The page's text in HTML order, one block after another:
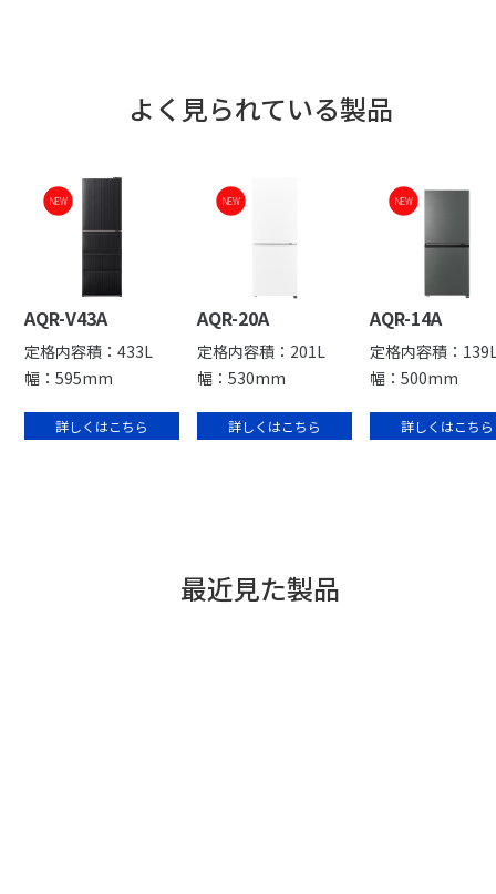
で野菜の鮮度とおいしさ
を保つ。
ムがパワーアップ。
よく見られている製品
NEW
AQR-V43A
定格内容積：433L
幅：595mm
詳しくはこちら
NEW
AQR-20A
定格内容積：201L
幅：530mm
詳しくはこちら
NEW
AQR-14A
定格内容積：
幅：500mm
詳しくはこちら
最近見た製品